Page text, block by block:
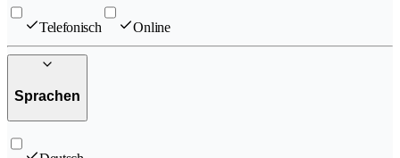
Telefonisch Online
Sprachen